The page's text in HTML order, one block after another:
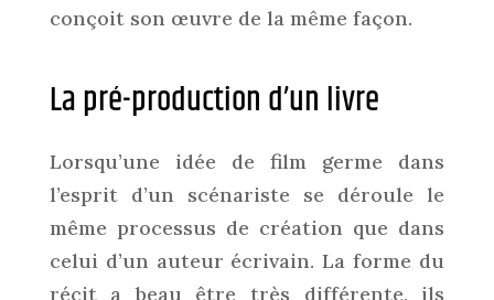
conçoit son œuvre de la même façon.
La pré-production d’un livre
Lorsqu’une idée de film germe dans
l’esprit d’un scénariste se déroule le
même processus de création que dans
celui d’un auteur écrivain. La forme du
récit a beau être très différente, ils